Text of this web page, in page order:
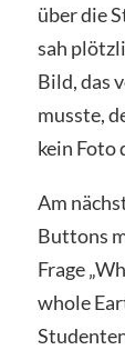
über die
sah
Bild, das
musste,
kein Foto
Am
Buttons
Frage
whole